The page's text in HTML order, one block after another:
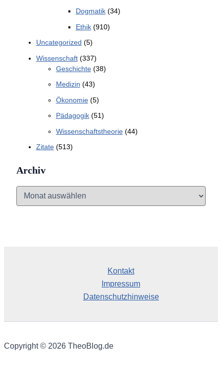
Dogmatik(34)
Ethik(910)
Uncategorized (5)
Wissenschaft(337)
Geschichte(38)
Medizin (43)
Ökonomie(5)
Pädagogik(51)
Wissenschaftstheorie(44)
Zitate(513)
Archiv
Kontakt
Impressum
Datenschutzhinweise
Copyright © 2026 TheoBlog.de